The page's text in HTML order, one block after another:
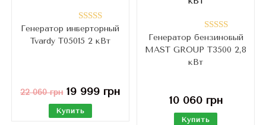
Оценка
5.00из 5
Генератор инверторный
Tvardy T05015 2 кВт
22 060грн 19 999 грн
Купить
Оценка
4.33из 5
Генератор бензиновый
MAST GROUP Т3500 2,8
кВт
10 060грн
Купить